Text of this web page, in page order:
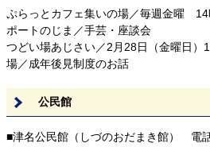
ぷらっとカフェ集いの場／毎週金曜
ポートのじま／手芸・座談会
つどい場あじさい／2月28日（金曜日）
場／成年後見制度のお話
公民館
■津名公民館（しづのおだまき館） 電